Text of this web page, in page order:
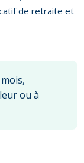
de retraite et
ou à